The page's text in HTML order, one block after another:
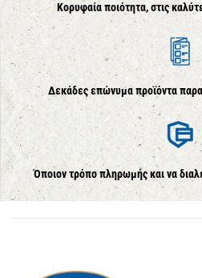
Κορυφαία ποιότητα, στις
Δεκάδες επώνυμα προϊόντα
Όποιον τρόπο πληρωμής και να